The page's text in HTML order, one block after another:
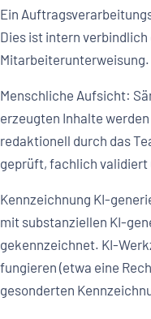
Ein
Dies ist intern
Mitarbeiterunterweisung.
Menschliche Aufsicht:
erzeugten Inhalte
redaktionell durch das
geprüft, fachlich validiert
Kennzeichnung KI-
mit substanziellen KI-
gekennzeichnet. KI-
fungieren (etwa eine
gesonderten